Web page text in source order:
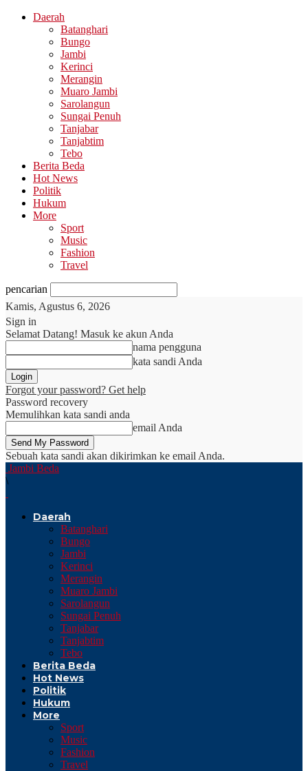
Daerah
Batanghari
Bungo
Jambi
Kerinci
Merangin
Muaro Jambi
Sarolangun
Sungai Penuh
Tanjabar
Tanjabtim
Tebo
Berita Beda
Hot News
Politik
Hukum
More
Sport
Music
Fashion
Travel
pencarian
Kamis, Agustus 6, 2026
Sign in
Selamat Datang! Masuk ke akun Anda
nama pengguna
kata sandi Anda
Forgot your password? Get help
Password recovery
Memulihkan kata sandi anda
email Anda
Sebuah kata sandi akan dikirimkan ke email Anda.
Jambi Beda
\
Daerah
Batanghari
Bungo
Jambi
Kerinci
Merangin
Muaro Jambi
Sarolangun
Sungai Penuh
Tanjabar
Tanjabtim
Tebo
Berita Beda
Hot News
Politik
Hukum
More
Sport
Music
Fashion
Travel